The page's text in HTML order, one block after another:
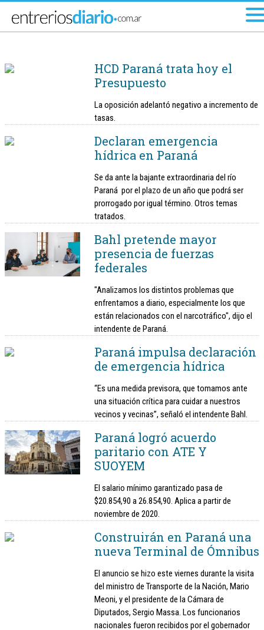
HCD Paraná trata hoy el
Presupuesto
La oposición adelantó negativo a incremento de
tasas.
Declaran emergencia
hídrica en Paraná
Se da ante la bajante extraordinaria del río
Paraná por el plazo de un año que podrá ser
prorrogado por igual término. Otros temas
tratados.
Bahl pretende mayor
presencia de fuerzas
federales
"Analizamos los distintos problemas que
enfrentamos a diario, especialmente los que
están relacionados con el narcotráfico", dijo el
intendente de Paraná.
Paraná impulsa declaración
de emergencia hídrica
“Es una medida previsora, que tomamos ante
una situación crítica para cuidar a nuestros
vecinos y vecinas”, señaló el intendente Bahl.
Paraná logró acuerdo
paritario con ATE Y
SUOYEM
El salario mínimo garantizado pasa de
$20.854,90 a 26.854,90. Aplica a partir de
noviembre de 2020.
Construirán en Paraná una
nueva Terminal de Ómnibus
El anuncio se hizo este viernes durante la visita
del ministro de Transporte de la Nación, Mario
Meoni, y el presidente de la Cámara de
Diputados, Sergio Massa. Los funcionarios
nacionales fueron recibidos por el gobernador